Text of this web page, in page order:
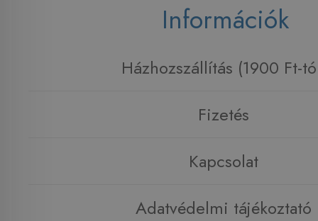
Információk
Házhozszállítás (1900 Ft-
Fizetés
Kapcsolat
Adatvédelmi tájékoztató